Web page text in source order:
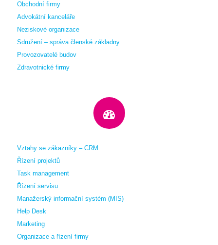
Obchodní firmy
Advokátní kanceláře
Neziskové organizace
Sdružení – správa členské základny
Provozovatelé budov
Zdravotnické firmy
Vztahy se zákazníky – CRM
Řízení projektů
Task management
Řízení servisu
Manažerský informační systém (MIS)
Help Desk
Marketing
Organizace a řízení firmy